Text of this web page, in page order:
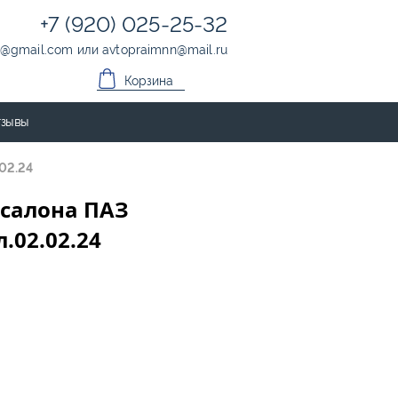
ПАЗ
+7 (920) 025-25-32
@gmail.com илиavtopraimnn@mail.ru
Корзина